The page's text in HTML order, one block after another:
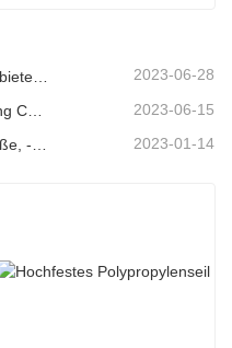
2023-06-28
2023-06-15
So wählen Sie eine Ankerseilgröße, -art, -länge und mehr aus？ 2023-01-14